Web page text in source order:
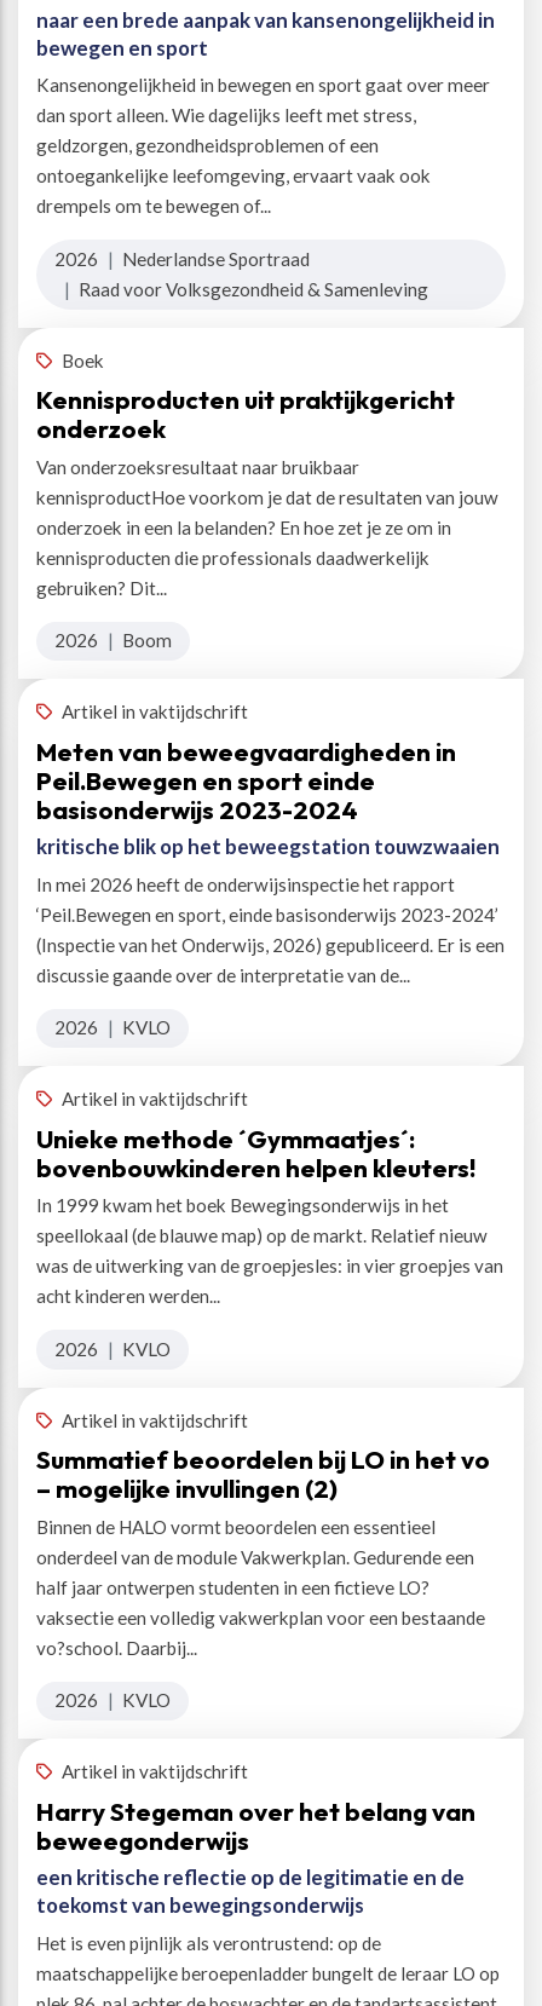
naar een brede aanpak van kansenongelijkheid in
bewegen en sport
Kansenongelijkheid in bewegen en sport gaat over meer
dan sport alleen. Wie dagelijks leeft met stress,
geldzorgen, gezondheidsproblemen of een
ontoegankelijke leefomgeving, ervaart vaak ook
drempels om te bewegen of...
2026 | Nederlandse Sportraad
| Raad voor Volksgezondheid & Samenleving
Boek
Kennisproducten uit praktijkgericht
onderzoek
Van onderzoeksresultaat naar bruikbaar
kennisproductHoe voorkom je dat de resultaten van jouw
onderzoek in een la belanden? En hoe zet je ze om in
kennisproducten die professionals daadwerkelijk
gebruiken? Dit...
2026 | Boom
Artikel in vaktijdschrift
Meten van beweegvaardigheden in
Peil.Bewegen en sport einde
basisonderwijs 2023-2024
kritische blik op het beweegstation touwzwaaien
In mei 2026 heeft de onderwijsinspectie het rapport
‘Peil.Bewegen en sport, einde basisonderwijs 2023-2024’
(Inspectie van het Onderwijs, 2026) gepubliceerd. Er is een
discussie gaande over de interpretatie van de...
2026 | KVLO
Artikel in vaktijdschrift
Unieke methode ´Gymmaatjes´:
bovenbouwkinderen helpen kleuters!
In 1999 kwam het boek Bewegingsonderwijs in het
speellokaal (de blauwe map) op de markt. Relatief nieuw
was de uitwerking van de groepjesles: in vier groepjes van
acht kinderen werden...
2026 | KVLO
Artikel in vaktijdschrift
Summatief beoordelen bij LO in het vo
– mogelijke invullingen (2)
Binnen de HALO vormt beoordelen een essentieel
onderdeel van de module Vakwerkplan. Gedurende een
half jaar ontwerpen studenten in een fictieve LO?
vaksectie een volledig vakwerkplan voor een bestaande
vo?school. Daarbij...
2026 | KVLO
Artikel in vaktijdschrift
Harry Stegeman over het belang van
beweegonderwijs
een kritische reflectie op de legitimatie en de
toekomst van bewegingsonderwijs
Het is even pijnlijk als verontrustend: op de
maatschappelijke beroepenladder bungelt de leraar LO op